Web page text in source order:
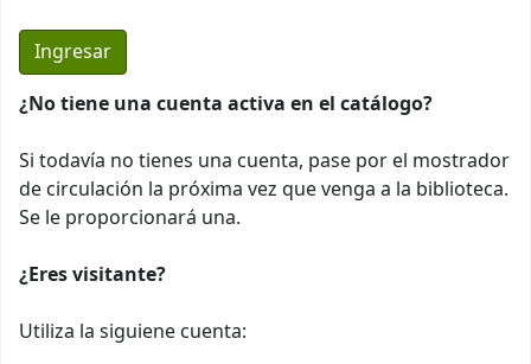
¿No tiene una cuenta activa en el catálogo?
Si todavía no tienes una cuenta, pase por el mostrador
de circulación la próxima vez que venga a la biblioteca.
Se le proporcionará una.
¿Eres visitante?
Utiliza la siguiene cuenta: